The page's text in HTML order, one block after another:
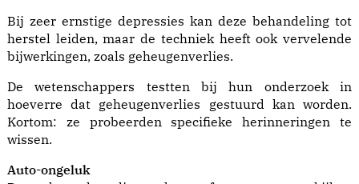
Bij zeer ernstige depressies kan deze behandeling tot
herstel leiden, maar de techniek heeft ook vervelende
bijwerkingen, zoals geheugenverlies.
De wetenschappers testten bij hun onderzoek in
hoeverre dat geheugenverlies gestuurd kan worden.
Kortom: ze probeerden specifieke herinneringen te
wissen.
Auto-ongeluk